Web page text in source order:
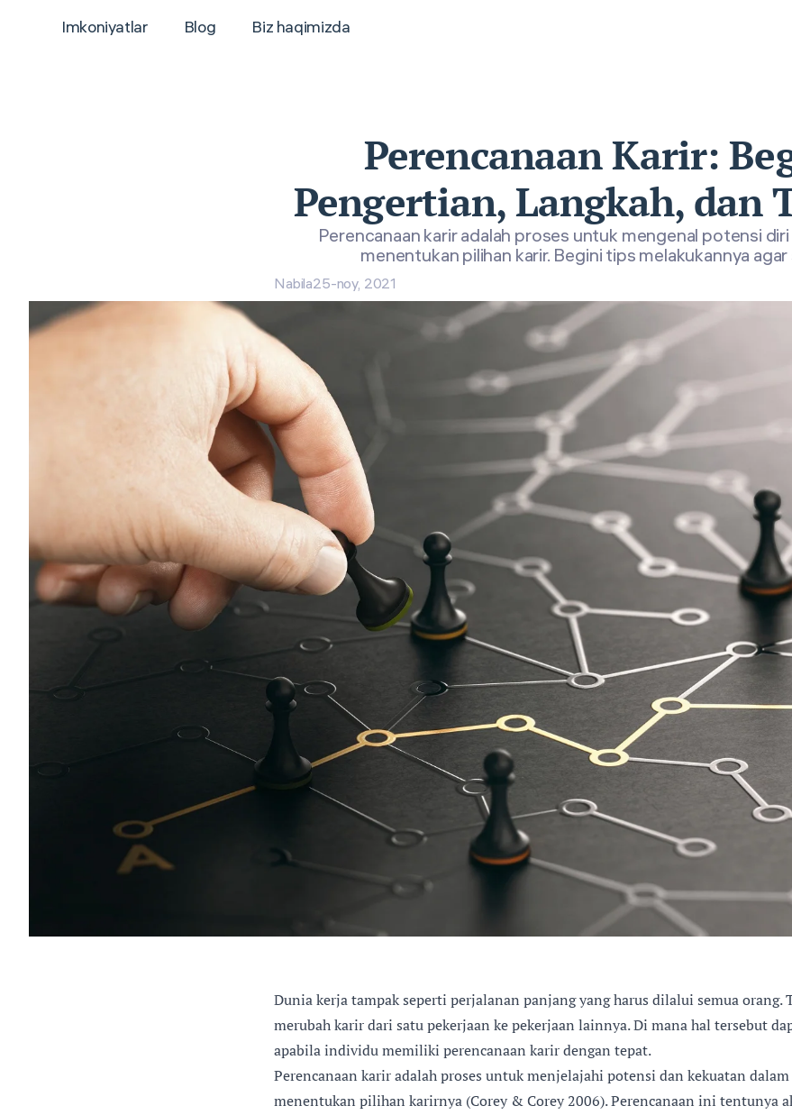
Imkoniyatlar Blog Biz haqimizda
Perencanaan Karir:
Pengertian, Langkah, dan
Perencanaan karir adalah proses untuk mengenal potensi
menentukan pilihan karir. Begini tips melakukannya agar
Nabila25-noy, 2021
Dunia kerja tampak seperti perjalanan panjang yang harus dilalui semua orang.
merubah karir dari satu pekerjaan ke pekerjaan lainnya. Di mana hal tersebut
apabila individu memiliki perencanaan karir dengan tepat.
Perencanaan karir adalah proses untuk menjelajahi potensi dan kekuatan
menentukan pilihan karirnya (Corey & Corey 2006). Perencanaan ini tentunya